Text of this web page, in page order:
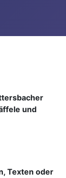
und
Texten oder